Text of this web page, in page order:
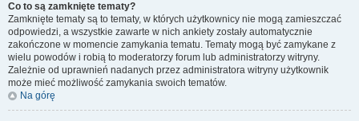
Co to są zamknięte tematy?
Zamknięte tematy są to tematy, w których użytkownicy nie mogą zamieszczać
odpowiedzi, a wszystkie zawarte w nich ankiety zostały automatycznie
zakończone w momencie zamykania tematu. Tematy mogą być zamykane z
wielu powodów i robią to moderatorzy forum lub administratorzy witryny.
Zależnie od uprawnień nadanych przez administratora witryny użytkownik
może mieć możliwość zamykania swoich tematów.
Na górę